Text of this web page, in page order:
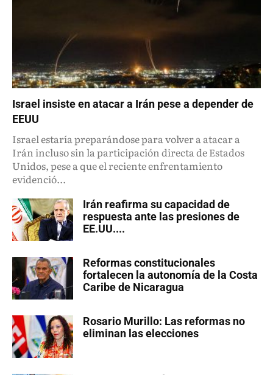
Israel insiste en atacar a Irán pese a depender de
EEUU
Israel estaría preparándose para volver a atacar a
Irán incluso sin la participación directa de Estados
Unidos, pese a que el reciente enfrentamiento
evidenció...
Irán reafirma su capacidad de
respuesta ante las presiones de
EE.UU....
Reformas constitucionales
fortalecen la autonomía de la Costa
Caribe de Nicaragua
Rosario Murillo: Las reformas no
eliminan las elecciones